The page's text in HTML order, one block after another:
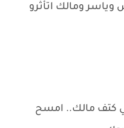
ومالك اتأثرو
كتف مالك.. امسح